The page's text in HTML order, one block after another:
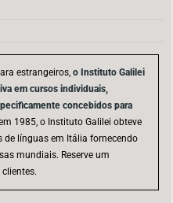
estrangeiros, o Instituto Galilei
em cursos individuais,
concebidos para
1985, o Instituto Galilei obteve
de línguas em Itália fornecendo
mundiais. Reserve um